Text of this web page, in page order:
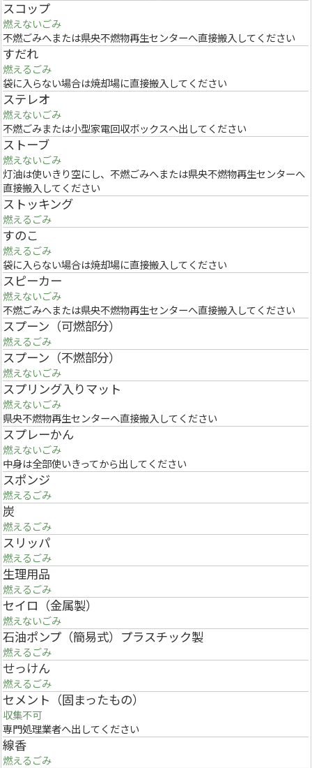
スコップ
燃えないごみ
不燃ごみへまたは県央不燃物再生センターへ直接搬入してください
すだれ
燃えるごみ
袋に入らない場合は焼却場に直接搬入してください
ステレオ
燃えないごみ
不燃ごみまたは小型家電回収ボックスへ出してください
ストーブ
燃えないごみ
灯油は使いきり空にし、不燃ごみへまたは県央不燃物再生センターへ
直接搬入してください
ストッキング
燃えるごみ
すのこ
燃えるごみ
袋に入らない場合は焼却場に直接搬入してください
スピーカー
燃えないごみ
不燃ごみへまたは県央不燃物再生センターへ直接搬入してください
スプーン（可燃部分）
燃えるごみ
スプーン（不燃部分）
燃えないごみ
スプリング入りマット
燃えないごみ
県央不燃物再生センターへ直接搬入してください
スプレーかん
燃えないごみ
中身は全部使いきってから出してください
スポンジ
燃えるごみ
炭
燃えるごみ
スリッパ
燃えるごみ
生理用品
燃えるごみ
セイロ（金属製）
燃えないごみ
石油ポンプ（簡易式）プラスチック製
燃えるごみ
せっけん
燃えるごみ
セメント（固まったもの）
収集不可
専門処理業者へ出してください
線香
燃えるごみ